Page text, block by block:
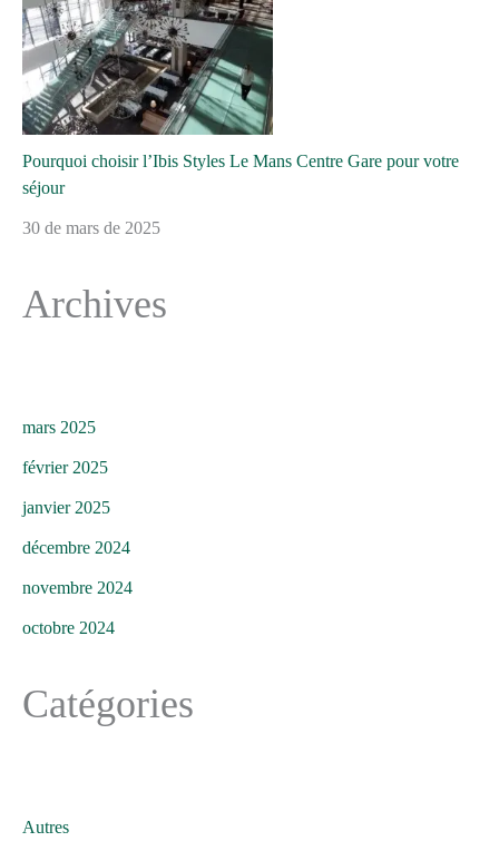
Pourquoi choisir l’Ibis Styles Le Mans Centre Gare pour votre
séjour
30 de mars de 2025
Archives
mars 2025
février 2025
janvier 2025
décembre 2024
novembre 2024
octobre 2024
Catégories
Autres